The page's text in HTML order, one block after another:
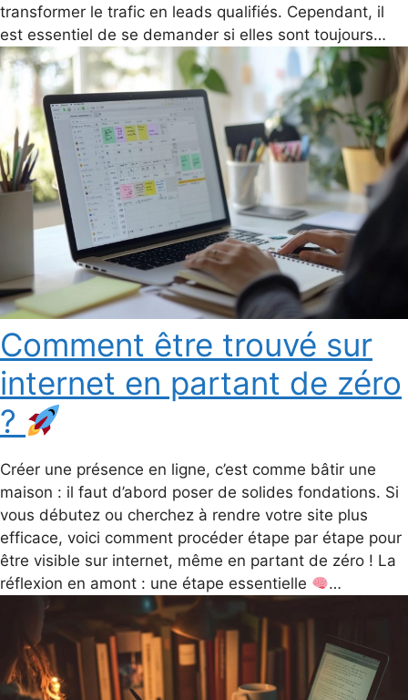
transformer le trafic en leads qualifiés. Cependant, il
est essentiel de se demander si elles sont toujours…
Comment être trouvé sur
internet en partant de zéro
?
Créer une présence en ligne, c’est comme bâtir une
maison : il faut d’abord poser de solides fondations. Si
vous débutez ou cherchez à rendre votre site plus
efficace, voici comment procéder étape par étape pour
être visible sur internet, même en partant de zéro ! La
réflexion en amont : une étape essentielle
…